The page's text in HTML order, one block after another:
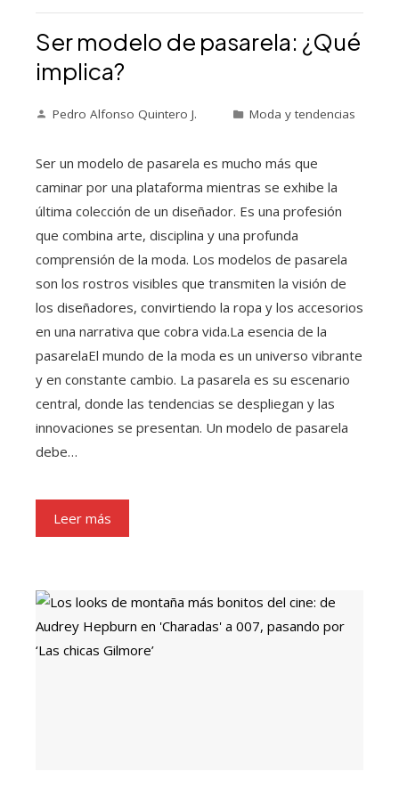
Ser modelo de pasarela: ¿Qué
implica?
Pedro Alfonso Quintero J. Moda y tendencias
Ser un modelo de pasarela es mucho más que
caminar por una plataforma mientras se exhibe la
última colección de un diseñador. Es una profesión
que combina arte, disciplina y una profunda
comprensión de la moda. Los modelos de pasarela
son los rostros visibles que transmiten la visión de
los diseñadores, convirtiendo la ropa y los accesorios
en una narrativa que cobra vida.La esencia de la
pasarelaEl mundo de la moda es un universo vibrante
y en constante cambio. La pasarela es su escenario
central, donde las tendencias se despliegan y las
innovaciones se presentan. Un modelo de pasarela
debe…
Leer más